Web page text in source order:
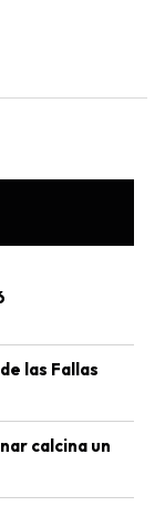
las Fallas
calcina un